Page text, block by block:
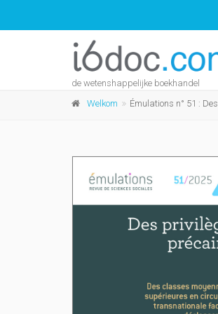
de wetenshappelijke boekhandel
Welkom Émulations n° 51 : Des privilèges précaires. Des classes moyennes et supérieures en circulation transnationale face aux déclassements